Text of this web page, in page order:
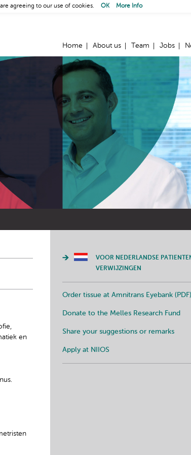
Home About us Team Jobs
en
VOOR NEDERLANDSE
VERWIJZINGEN
Order tissue at Amnitrans Eyebank (PDF)
Donate to the Melles Research Fund
Share your suggestions or remarks
Apply at NIIOS
agreeing to our use of cookies. OK More Info